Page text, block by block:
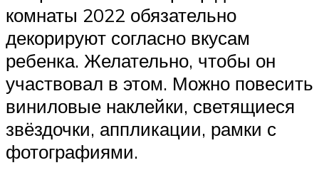
комнаты 2022 обязательно
декорируют согласно вкусам
ребенка. Желательно, чтобы он
участвовал в этом. Можно повесить
виниловые наклейки, светящиеся
звёздочки, аппликации, рамки с
фотографиями.